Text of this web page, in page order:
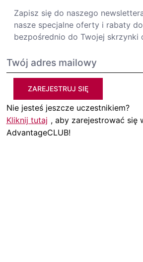
Zapisz się do naszego
nasze specjalne oferty i rabaty
bezpośrednio do Twojej skrzynki
ZAREJESTRUJ SIĘ
Nie jesteś jeszcze uczestnikiem?
Kliknij tutaj , aby zarejestrować się
AdvantageCLUB!